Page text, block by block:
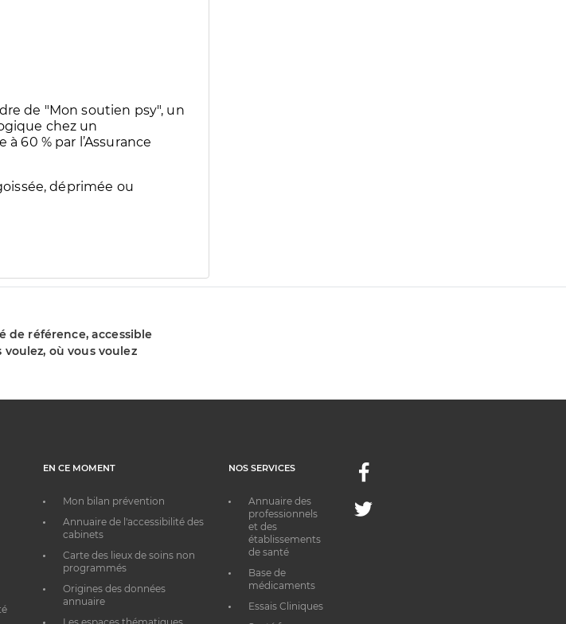
de "Mon soutien psy", un
chez un
60 % par l’Assurance
déprimée ou
de référence, accessible
où vous voulez
EN CE MOMENT
Mon bilan prévention
Annuaire de l'accessibilité des
cabinets
Carte des lieux de soins non
programmés
Origines des données
annuaire
NOS SERVICES
Annuaire des
professionnels
et des
établissements
de santé
Base de
médicaments
Essais Cliniques
Facebook
Twitter